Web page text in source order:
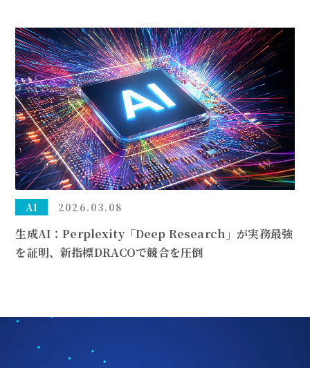
AI 2026.03.08
生成AI：Perplexity「Deep Research」が実務最強
を証明、新指標DRACOで競合を圧倒